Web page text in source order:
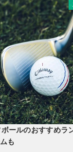
ボールのおすすめラ
も